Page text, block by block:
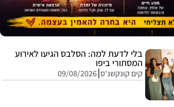
בלי לדעת למה: הסלבס הגיעו לאירוע
המסתורי ביפו
קים קונקשנ'ס 09/08/2026